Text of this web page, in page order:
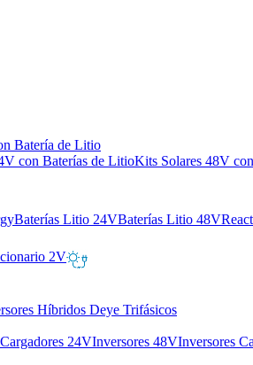
Batería de Litio
con Baterías de LitioKits Solares 48V
Baterías Litio 24VBaterías Litio 48V
2V
Híbridos Deye Trifásicos
24VInversores 48VInversores